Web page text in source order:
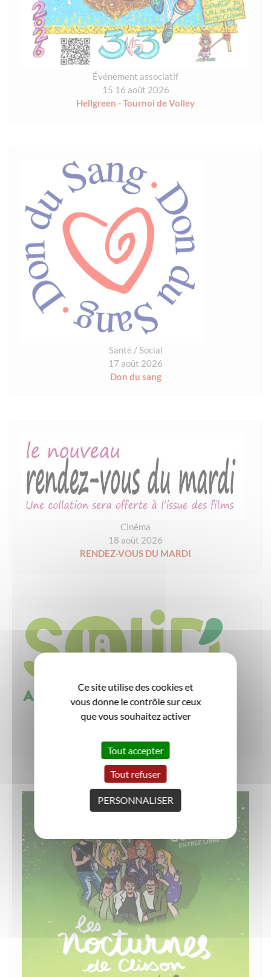
Événement associatif
15 16 août 2026
Hellgreen - Tournoi de Volley
Santé / Social
17 août 2026
Don du sang
Cinéma
18 août 2026
RENDEZ-VOUS DU MARDI
Événement associatif
19 août 2026
Ce site utilise des cookies et
vous donne le contrôle sur ceux
que vous souhaitez activer
Tout accepter
Tout refuser
PERSONNALISER